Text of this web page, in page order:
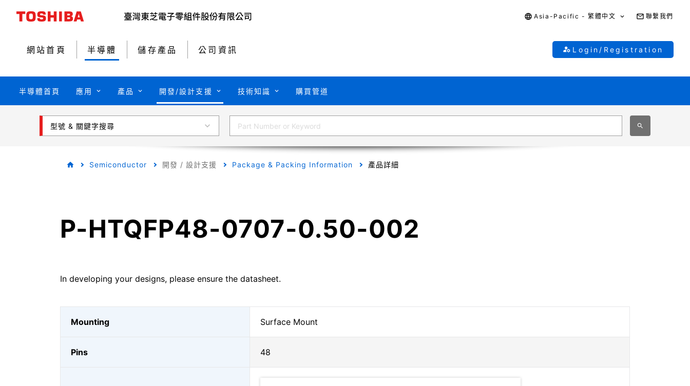
Asia-Pacific - 繁體中文 聯繫我們
網站首頁 半導體 儲存產品 公司資訊 Login/Registration
半導體首頁 應用 產品 開發/設計支援 技術知識 購買管道
型號 & 關鍵字搜尋
Semiconductor 開發 / 設計支援 Package & Packing Information 產品詳細
P-HTQFP48-0707-0.50-002
In developing your designs, please ensure the datasheet.
Mounting Surface Mount
Pins 48